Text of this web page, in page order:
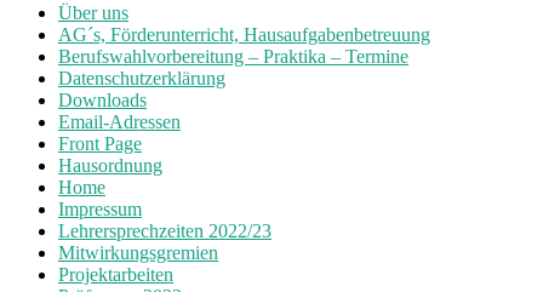
Über uns
AG´s, Förderunterricht, Hausaufgabenbetreuung
Berufswahlvorbereitung – Praktika – Termine
Datenschutzerklärung
Downloads
Email-Adressen
Front Page
Hausordnung
Home
Impressum
Lehrersprechzeiten 2022/23
Mitwirkungsgremien
Projektarbeiten